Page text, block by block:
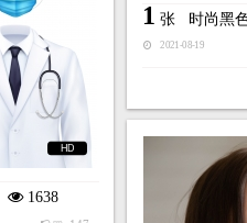
1 张 时尚黑
2021-08-19
HD
1638